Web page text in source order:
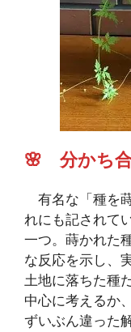
🌸 分かち
有名な「種を
れにも記されて
一つ。蒔かれた
な反応を示し、
土地に落ちた種
中心に考えるか
ずいぶん違った